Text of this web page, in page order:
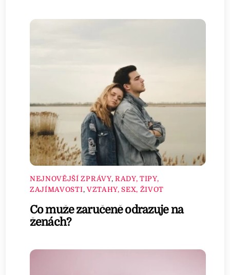
NEJNOVĚJŠÍ ZPRÁVY, RADY, TIPY,
ZAJÍMAVOSTI, VZTAHY, SEX, ŽIVOT
Co muže zaručeně odrazuje na
ženách?